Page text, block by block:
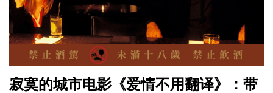
寂寞的城市电影《爱情不用翻译》：带